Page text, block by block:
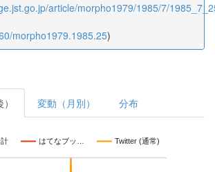
article/morpho1979/1985/7/
morpho1979.1985.25)
変動（月別） 分布
はてなブッ… Twitter (通常)